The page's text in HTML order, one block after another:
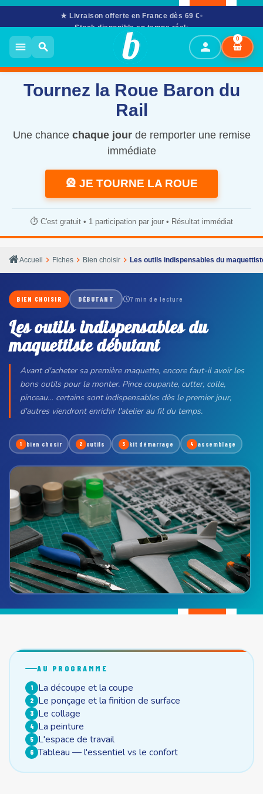
★ Livraison offerte en France dès 69 €
Stock disponible en temps réel
02 61 53 58 90
· Mar–Sam 10h–12h & 14h–17h30
menu search person
0
Tournez la Roue Baron du
Rail
Une chance chaque jourde remporter une remise
immédiate
🎡 JE TOURNE LA ROUE
⏱️ C'est gratuit • 1 participation par jour • Résultat immédiat
Accueil chevron_right Fiches chevron_right Bien choisir chevron_right Les outils indispensables du
BIEN CHOISIR DÉBUTANT 7 min de lecture
Les outils indispensables du
maquettiste débutant
Avant d'acheter sa première maquette, encore faut-il avoir les
bons outils pour la monter. Pince coupante, cutter, colle,
pinceau… certains sont indispensables dès le premier jour,
d'autres viendront enrichir l'atelier au fil du temps.
1 bien chosir 2 outils 3 kit démarrage 4 assemblage
AU PROGRAMME
1 La découpe et la coupe
2 Le ponçage et la finition de surface
3 Le collage
4 La peinture
5 L'espace de travail
6 Tableau — l'essentiel vs le confort